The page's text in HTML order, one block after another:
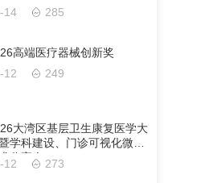
14 285
高端医疗器械创新奖
12
249
大湾区基层卫生康复医学大
学科建设、门诊可视化微创
分享会
12 273